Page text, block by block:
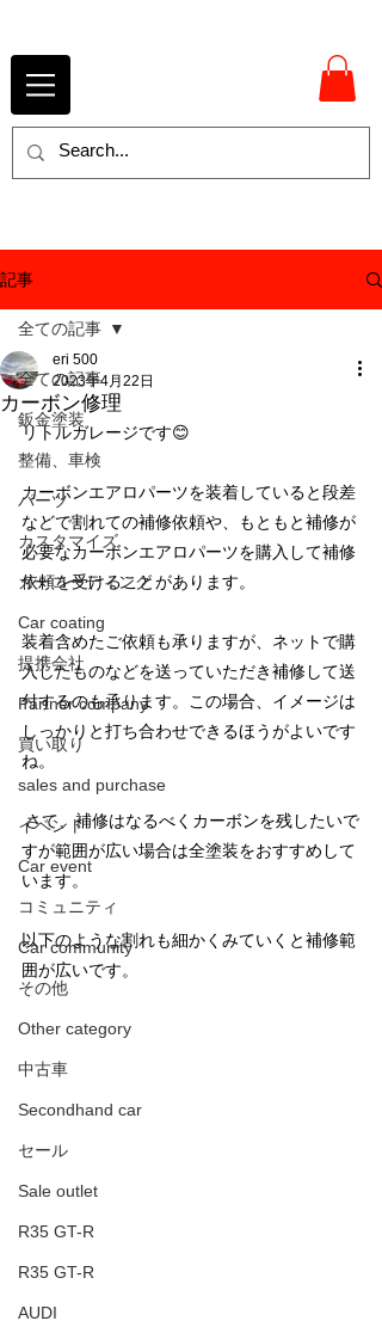
記事
全ての記事
鈑金塗装
整備、車検
パーツ
カスタマイズ
カーコーティング
Car coating
提携会社
Partner company
買い取り
sales and purchase
イベント
Car event
コミュニティ
Car community
その他
Other category
中古車
Secondhand car
セール
Sale outlet
R35 GT-R
R35 GT-R
AUDI
全ての記事
カーボン修理
eri 500
2023年4月22日
リトルガレージです😊
カーボンエアロパーツを装着していると段差
などで割れての補修依頼や、もともと補修が
必要なカーボンエアロパーツを購入して補修
依頼を受けることがあります。
装着含めたご依頼も承りますが、ネットで購
入したものなどを送っていただき補修して送
付するのも承ります。この場合、イメージは
しっかりと打ち合わせできるほうがよいです
ね。
さて、補修はなるべくカーボンを残したいで
すが範囲が広い場合は全塗装をおすすめして
います。
以下のような割れも細かくみていくと補修範
囲が広いです。